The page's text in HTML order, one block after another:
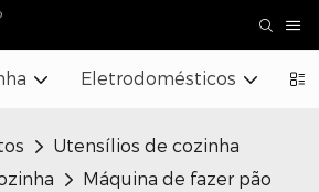
Eletrodomésticos
Utensílios de cozinha
Máquina de fazer pão